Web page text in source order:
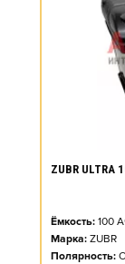
ZUBR
Ёмкость: 100
Марка: ZUBR
Полярность: